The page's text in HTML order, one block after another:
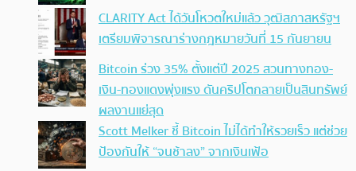
CLARITY Act ได้วันโหวตใหม่แล้ว วุฒิสภาสหรัฐฯ
เตรียมพิจารณาร่างกฎหมายวันที่ 15 กันยายน
Bitcoin ร่วง 35% ตั้งแต่ปี 2025 สวนทางทอง-
เงิน-ทองแดงพุ่งแรง ดันคริปโตกลายเป็นสินทรัพย์
ผลงานแย่สุด
Scott Melker ชี้ Bitcoin ไม่ได้ทำให้รวยเร็ว แต่ช่วย
ป้องกันให้ “จนช้าลง” จากเงินเฟ้อ